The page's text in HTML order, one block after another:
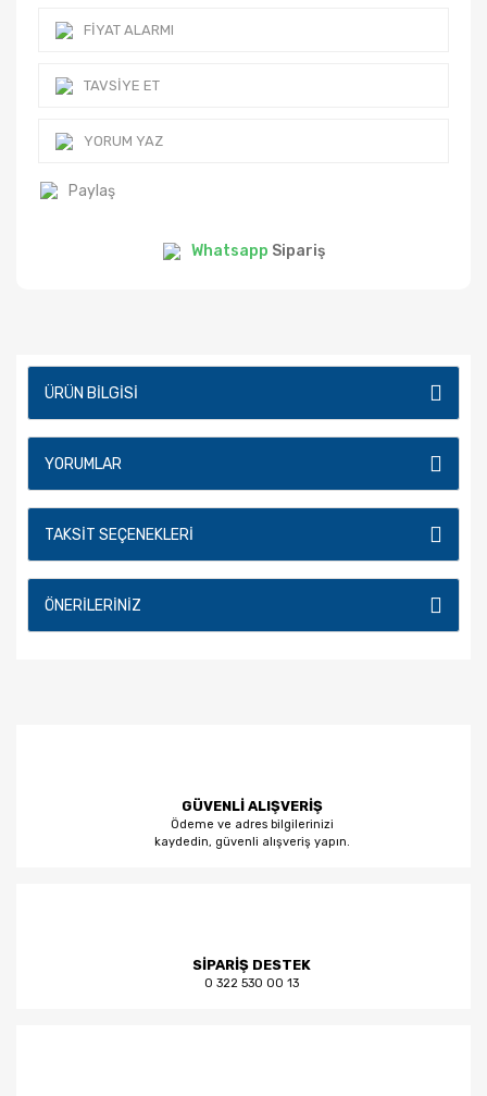
FIYAT ALARMI
TAVSIYE ET
YORUM YAZ
Paylaş
Whatsapp Sipariş
ÜRÜN BILGISI
YORUMLAR
TAKSIT SEÇENEKLERI
ÖNERILERINIZ
GÜVENLİ ALIŞVERİŞ
Ödeme ve adres bilgilerinizi
kaydedin, güvenli alışveriş yapın.
SİPARİŞ DESTEK
0 322 530 00 13